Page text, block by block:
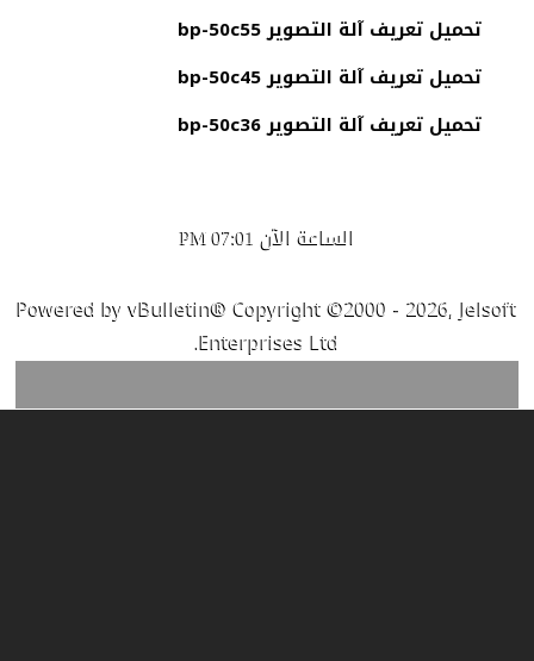
تحميل تعريف آلة التصوير bp-50c55
تحميل تعريف آلة التصوير bp-50c45
تحميل تعريف آلة التصوير bp-50c36
الساعة الآن 07:01 PM
Powered by vBulletin® Copyright ©2000 - 2026, Jelsoft
Enterprises Ltd.